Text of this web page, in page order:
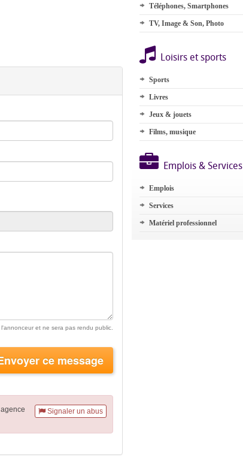
et ne sera pas rendu public.
ce message
Signaler un abus
Téléphones, Smartphones
TV, Image & Son, Photo
Loisirs et sports
Sports
Livres
Jeux & jouets
Films, musique
Emplois & Services
Emplois
Services
Matériel professionnel